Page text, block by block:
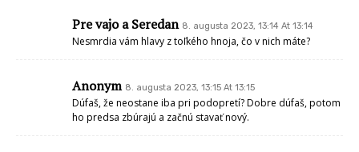
Pre vajo a Seredan 8. augusta 2023, 13:14 At 13:14
Nesmrdia vám hlavy z toľkého hnoja, čo v nich máte?
Anonym 8. augusta 2023, 13:15 At 13:15
Dúfaš, že neostane iba pri podopretí? Dobre dúfaš, potom
ho predsa zbúrajú a začnú stavať nový.